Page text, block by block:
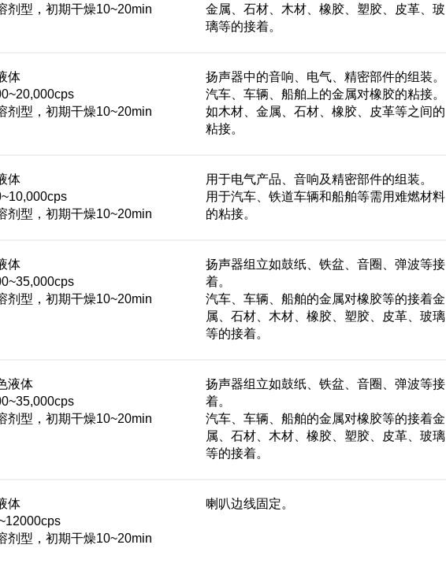
剂型，初期干燥10~20min
金属、石材、木材、橡胶、塑胶、皮革、玻
璃等的接着。
体
剂型，初期干燥10~20min
扬声器中的音响、电气、精密部件的组装。
汽车、车辆、船舶上的金属对橡胶的粘接。
如木材、金属、石材、橡胶、皮革等之间的
粘接。
体
剂型，初期干燥10~20min
用于电气产品、音响及精密部件的组装。
用于汽车、铁道车辆和船舶等需用难燃材料
的粘接。
体
剂型，初期干燥10~20min
扬声器组立如鼓纸、铁盆、音圈、弹波等接
着。
汽车、车辆、船舶的金属对橡胶等的接着金
属、石材、木材、橡胶、塑胶、皮革、玻璃
等的接着。
液体
剂型，初期干燥10~20min
扬声器组立如鼓纸、铁盆、音圈、弹波等接
着。
汽车、车辆、船舶的金属对橡胶等的接着金
属、石材、木材、橡胶、塑胶、皮革、玻璃
等的接着。
体
剂型，初期干燥10~20min
喇叭边线固定。